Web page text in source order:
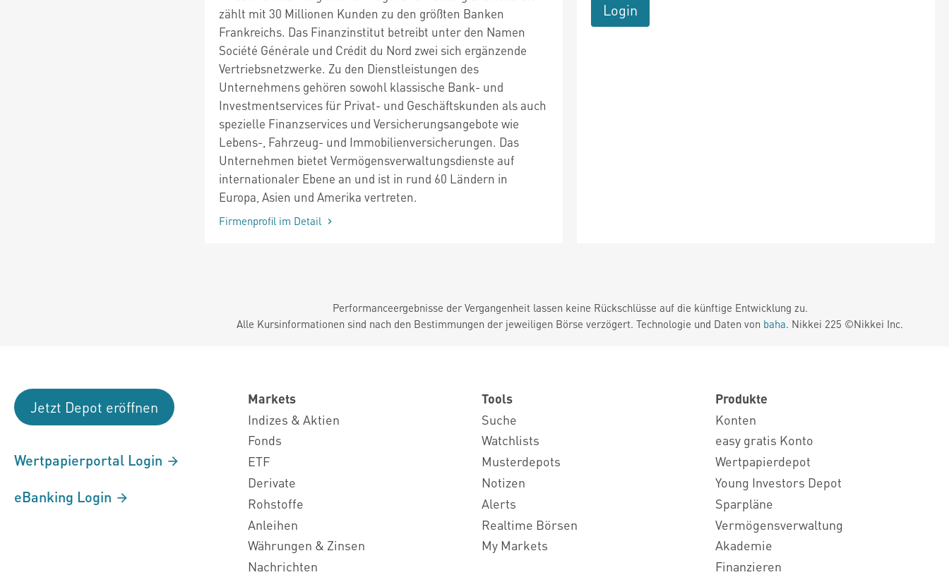
zählt mit 30 Millionen Kunden zu den größten Banken
Frankreichs. Das Finanzinstitut betreibt unter den Namen
Société Générale und Crédit du Nord zwei sich ergänzende
Vertriebsnetzwerke. Zu den Dienstleistungen des
Unternehmens gehören sowohl klassische Bank- und
Investmentservices für Privat- und Geschäftskunden als auch
spezielle Finanzservices und Versicherungsangebote wie
Lebens-, Fahrzeug- und Immobilienversicherungen. Das
Unternehmen bietet Vermögensverwaltungsdienste auf
internationaler Ebene an und ist in rund 60 Ländern in
Europa, Asien und Amerika vertreten.
Firmenprofil im Detail
Login
Performanceergebnisse der Vergangenheit lassen keine Rückschlüsse auf die künftige Entwicklung zu.
Alle Kursinformationen sind nach den Bestimmungen der jeweiligen Börse verzögert. Technologie und Daten von baha. Nikkei 225 ©Nikkei Inc.
Jetzt Depot eröffnen
Wertpapierportal Login
eBanking Login
Markets
Indizes & Aktien
Fonds
ETF
Derivate
Rohstoffe
Anleihen
Währungen & Zinsen
Nachrichten
Tools
Suche
Watchlists
Musterdepots
Notizen
Alerts
Realtime Börsen
My Markets
Produkte
Konten
easy gratis Konto
Wertpapierdepot
Young Investors Depot
Sparpläne
Vermögensverwaltung
Akademie
Finanzieren